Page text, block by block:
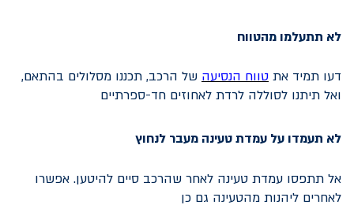
לא תתעלמו מהטווח
דעו תמיד את טווח הנסיעה של הרכב, תכננו מסלולים בהתאם,
ואל תיתנו לסוללה לרדת לאחוזים חד-ספרתיים
לא תעמדו על עמדת טעינה מעבר לנחוץ
אל תתפסו עמדת טעינה לאחר שהרכב סיים להיטען. אפשרו
לאחרים ליהנות מהטעינה גם כן